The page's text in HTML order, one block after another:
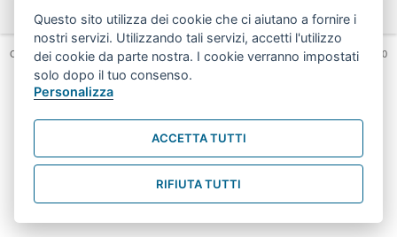
Copyright 2014 - Area Programmazione Controlli e Statistica- piazza Liber Paradisus, 10
Tel. 051/2193456 - Fax 051/2195700
-AreaProgrammazione@comune.bologna.it
Questo sito utilizza dei cookie che ci aiutano a fornire i
nostri servizi. Utilizzando tali servizi, accetti l'utilizzo
dei cookie da parte nostra. I cookie verranno impostati
solo dopo il tuo consenso.
Personalizza
ACCETTA TUTTI
RIFIUTA TUTTI